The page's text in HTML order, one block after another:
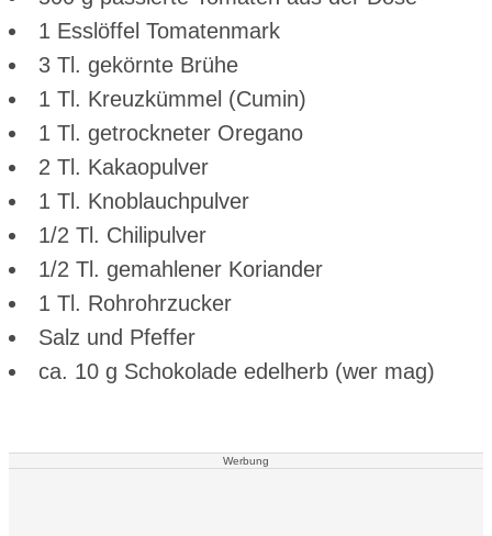
1 Esslöffel Tomatenmark
3 Tl. gekörnte Brühe
1 Tl. Kreuzkümmel (Cumin)
1 Tl. getrockneter Oregano
2 Tl. Kakaopulver
1 Tl. Knoblauchpulver
1/2 Tl. Chilipulver
1/2 Tl. gemahlener Koriander
1 Tl. Rohrohrzucker
Salz und Pfeffer
ca. 10 g Schokolade edelherb (wer mag)
Werbung